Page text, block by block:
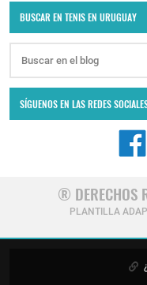
BUSCAR EN TENIS EN URUGUAY
SÍGUENOS EN LAS REDES
® DERECHOS
PLANTILLA